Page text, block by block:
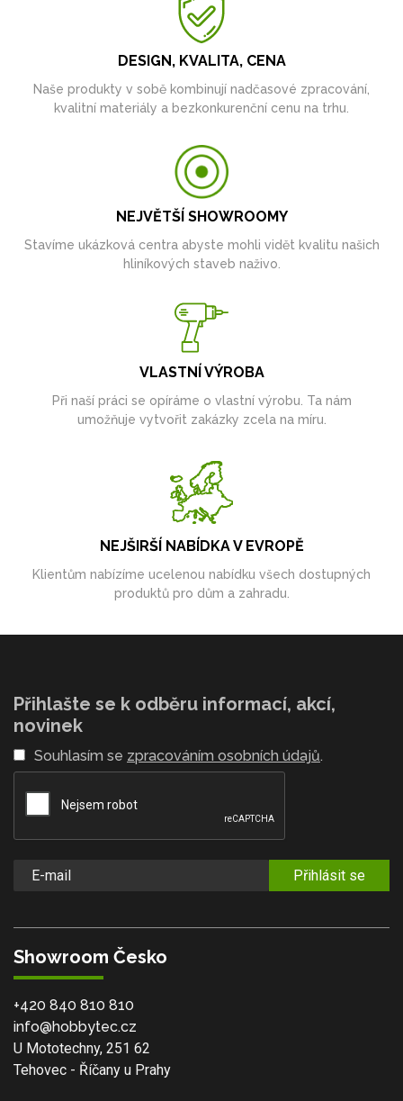
DESIGN, KVALITA, CENA
Naše produkty v sobě kombinují nadčasové zpracování,
kvalitní materiály a bezkonkurenční cenu na trhu.
NEJVĚTŠÍ SHOWROOMY
Stavíme ukázková centra abyste mohli vidět kvalitu našich
hliníkových staveb naživo.
VLASTNÍ VÝROBA
Při naší práci se opíráme o vlastní výrobu. Ta nám
umožňuje vytvořit zakázky zcela na míru.
NEJŠIRŠÍ NABÍDKA V EVROPĚ
Klientům nabízíme ucelenou nabídku všech dostupných
produktů pro dům a zahradu.
Přihlašte se k odběru informací, akcí,
novinek
Souhlasím se zpracováním osobních údajů.
Přihlásit se
Showroom Česko
+420 840 810 810
info@hobbytec.cz
U Mototechny, 251 62
Tehovec - Říčany u Prahy